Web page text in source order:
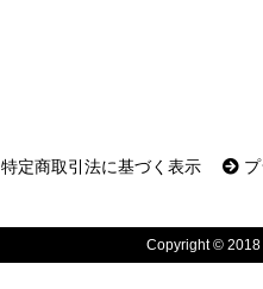
特定商取引法に基づく表示
Copyright © 2018